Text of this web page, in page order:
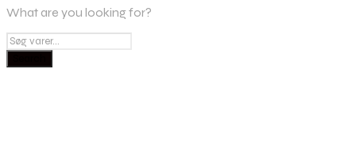
What are you looking for?